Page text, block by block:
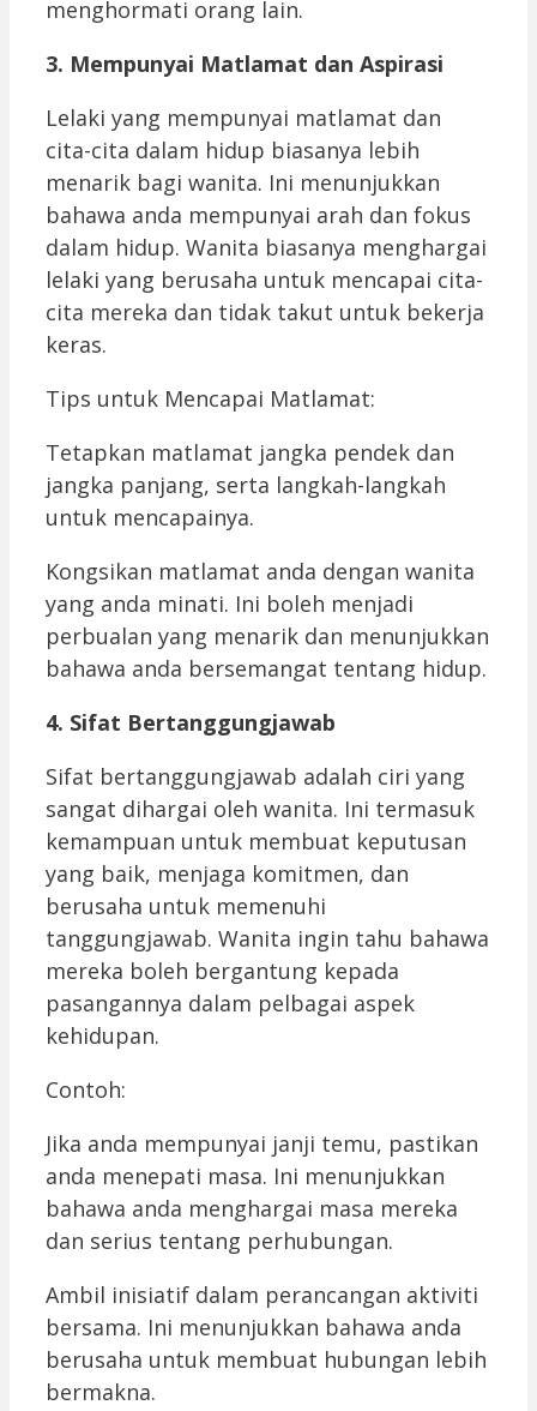
menghormati orang lain.
3. Mempunyai Matlamat dan Aspirasi
Lelaki yang mempunyai matlamat dan
cita-cita dalam hidup biasanya lebih
menarik bagi wanita. Ini menunjukkan
bahawa anda mempunyai arah dan fokus
dalam hidup. Wanita biasanya menghargai
lelaki yang berusaha untuk mencapai cita-
cita mereka dan tidak takut untuk bekerja
keras.
Tips untuk Mencapai Matlamat:
Tetapkan matlamat jangka pendek dan
jangka panjang, serta langkah-langkah
untuk mencapainya.
Kongsikan matlamat anda dengan wanita
yang anda minati. Ini boleh menjadi
perbualan yang menarik dan menunjukkan
bahawa anda bersemangat tentang hidup.
4. Sifat Bertanggungjawab
Sifat bertanggungjawab adalah ciri yang
sangat dihargai oleh wanita. Ini termasuk
kemampuan untuk membuat keputusan
yang baik, menjaga komitmen, dan
berusaha untuk memenuhi
tanggungjawab. Wanita ingin tahu bahawa
mereka boleh bergantung kepada
pasangannya dalam pelbagai aspek
kehidupan.
Contoh:
Jika anda mempunyai janji temu, pastikan
anda menepati masa. Ini menunjukkan
bahawa anda menghargai masa mereka
dan serius tentang perhubungan.
Ambil inisiatif dalam perancangan aktiviti
bersama. Ini menunjukkan bahawa anda
berusaha untuk membuat hubungan lebih
bermakna.